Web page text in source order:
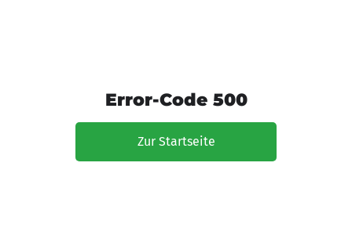
Error-Code 500
Zur Startseite